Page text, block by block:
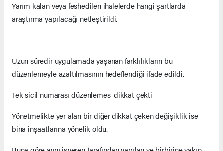
Yarım kalan veya feshedilen ihalelerde hangi şartlarda
araştırma yapılacağı netleştirildi.
Uzun süredir uygulamada yaşanan farklılıkların bu
düzenlemeyle azaltılmasının hedeflendiği ifade edildi.
Tek sicil numarası düzenlemesi dikkat çekti
Yönetmelikte yer alan bir diğer dikkat çeken değişiklik ise
bina inşaatlarına yönelik oldu.